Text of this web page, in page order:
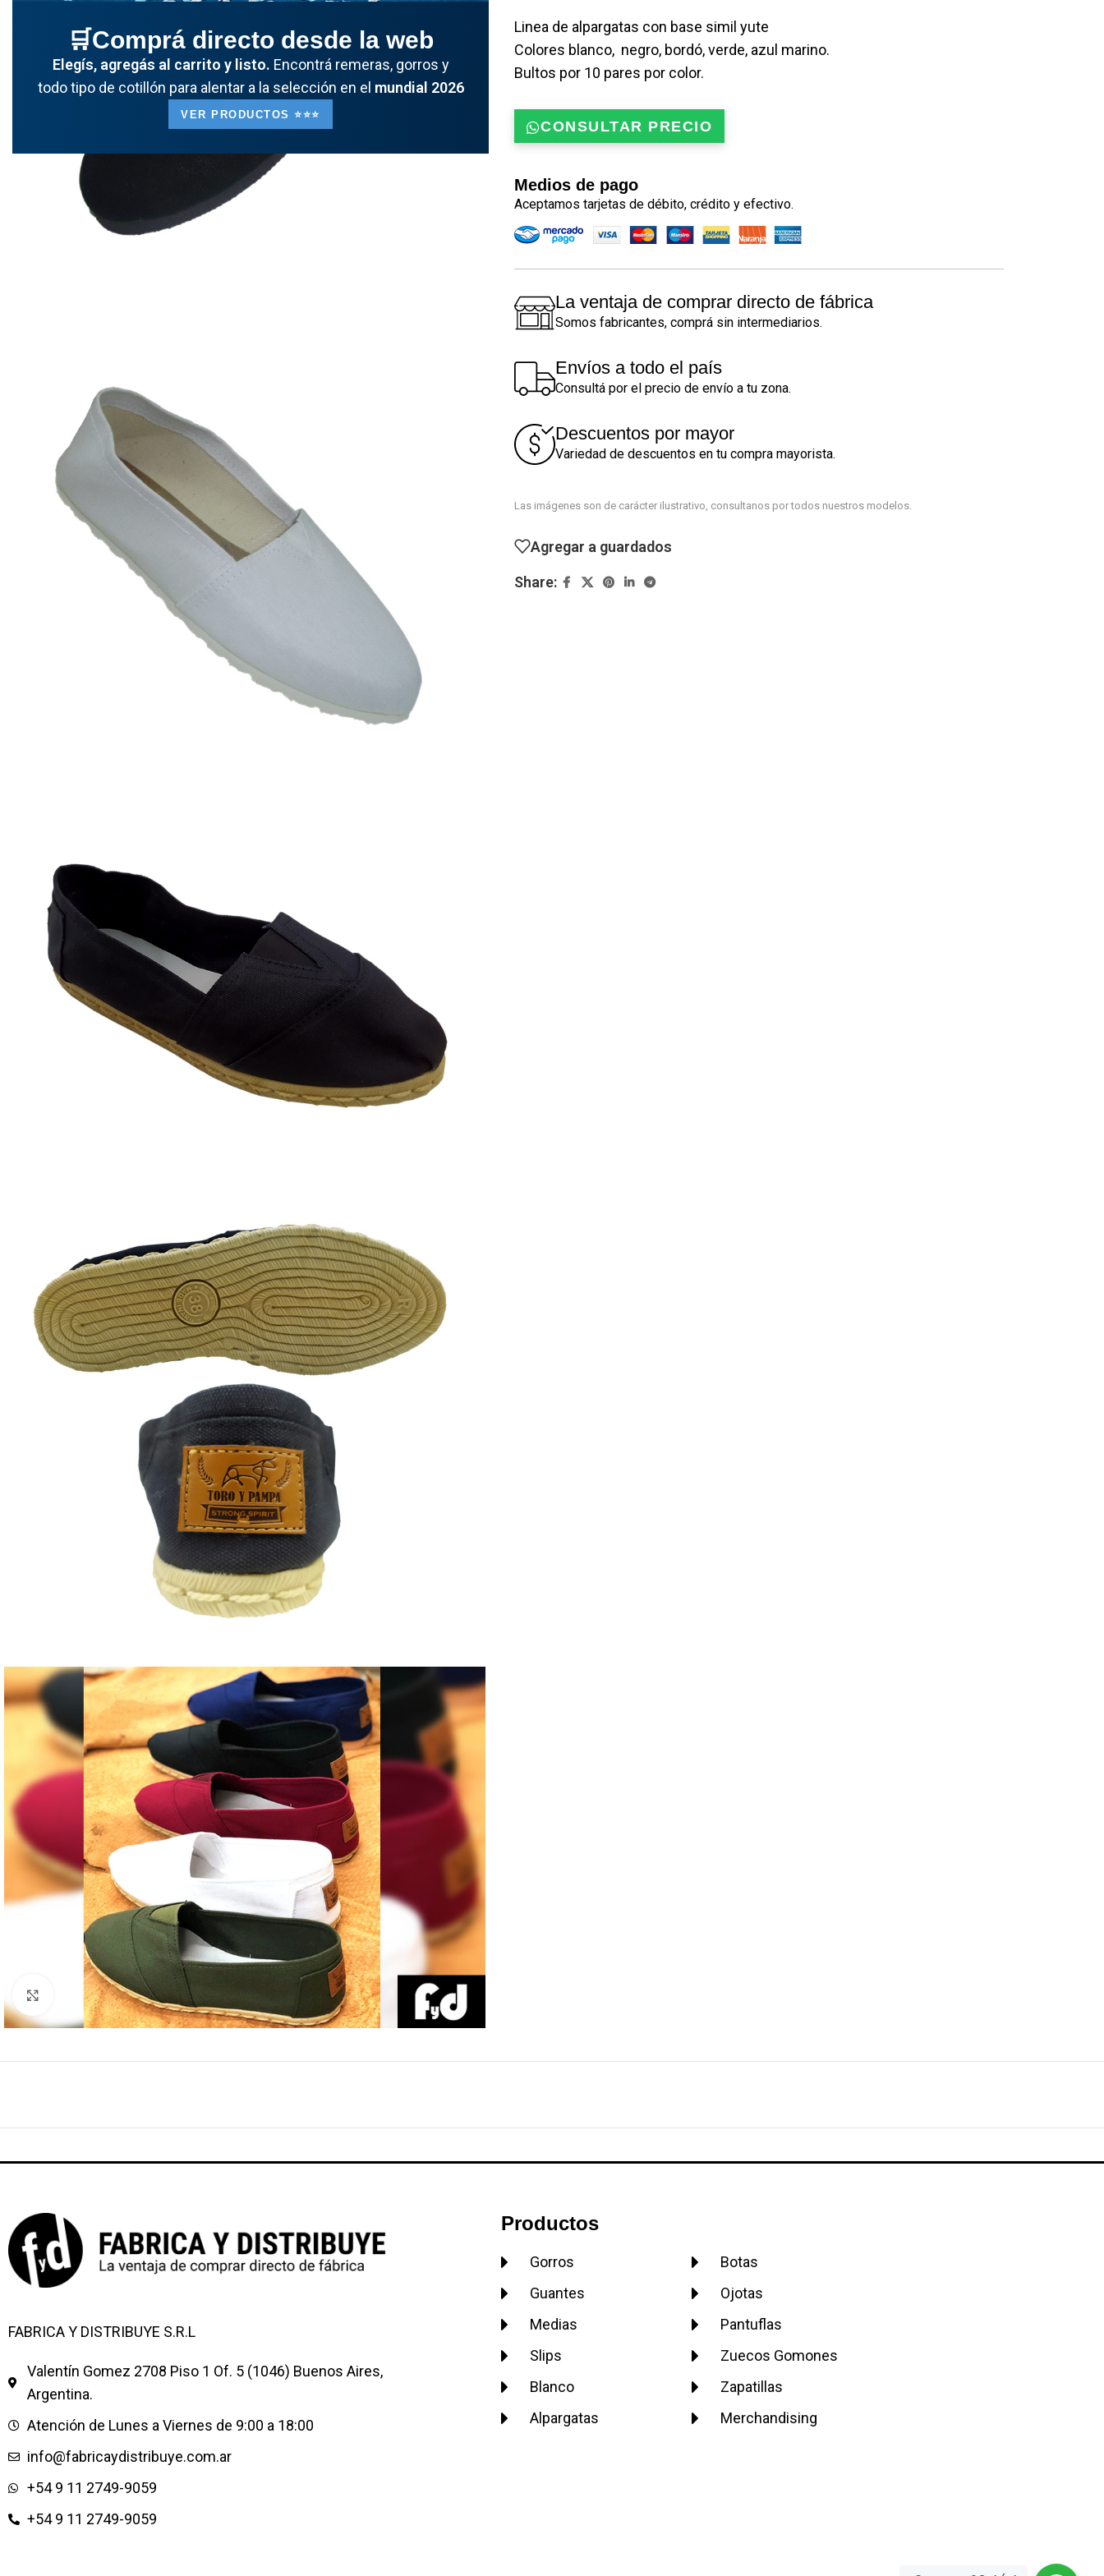
🛒Comprá directo desde la web
Elegís, agregás al carrito y listo. Encontrá remeras, gorros y
todo tipo de cotillón para alentar a la selección en el mundial 2026
VER PRODUCTOS ⭐️⭐️⭐️
Clickee para agrandar
Linea de alpargatas con base simil yute
Colores blanco, negro, bordó, verde, azul marino.
Bultos por 10 pares por color.
CONSULTAR PRECIO
Medios de pago
Aceptamos tarjetas de débito, crédito y efectivo.
La ventaja de comprar directo de fábrica
Somos fabricantes, comprá sin intermediarios.
Envíos a todo el país
Consultá por el precio de envío a tu zona.
Descuentos por mayor
Variedad de descuentos en tu compra mayorista.
Las imágenes son de carácter ilustrativo, consultanos por todos nuestros modelos.
Agregar a guardados
Share:
FABRICA Y DISTRIBUYE S.R.L
Valentín Gomez 2708 Piso 1 Of. 5 (1046) Buenos Aires,
Argentina.
Atención de Lunes a Viernes de 9:00 a 18:00
info@fabricaydistribuye.com.ar
+54 9 11 2749-9059
+54 9 11 2749-9059
Productos
Gorros
Guantes
Medias
Slips
Blanco
Alpargatas
Botas
Ojotas
Pantuflas
Zuecos Gomones
Zapatillas
Merchandising